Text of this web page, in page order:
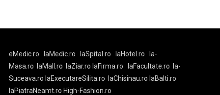
eMedic.ro laMedic.ro laSpital.ro laHotel.ro
la-
Masa.ro
laMall.ro laZiar.ro laFirma.ro laFacultate.ro
la-
Suceava.ro laExecutareSilita.ro laChisinau.ro laBalti.ro
laPiatraNeamt.ro High-Fashion.ro